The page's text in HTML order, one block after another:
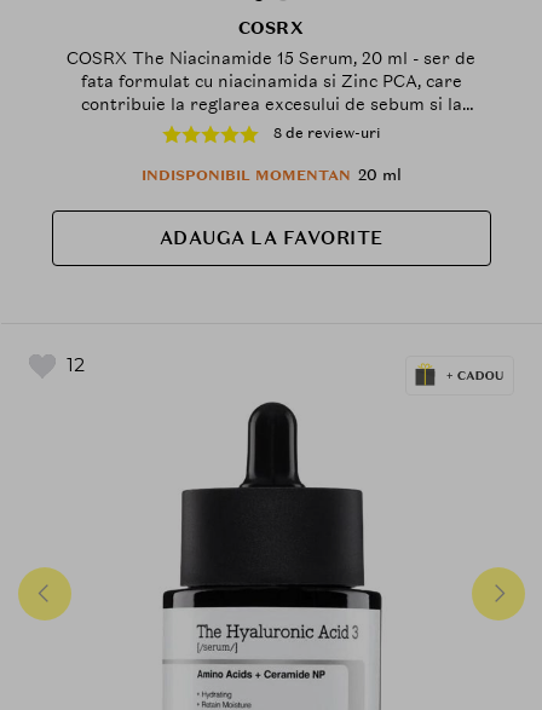
COSRX
COSRX The Niacinamide 15 Serum, 20 ml - ser de
fata formulat cu niacinamida si Zinc PCA, care
contribuie la reglarea excesului de sebum si la
diminuarea aspectului porilor dilatati
8 de review-uri
INDISPONIBIL MOMENTAN 20 ml
ADAUGA LA FAVORITE
12